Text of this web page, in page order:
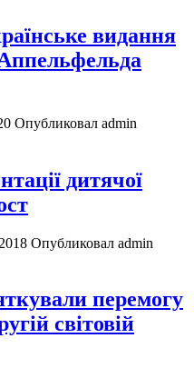
видання
Опубликовал admin
дитячої
Опубликовал admin
перемогу
світовій